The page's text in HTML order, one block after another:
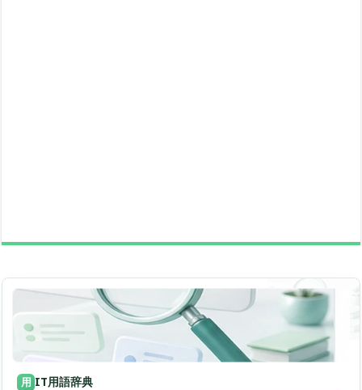
用 IT用語辞典